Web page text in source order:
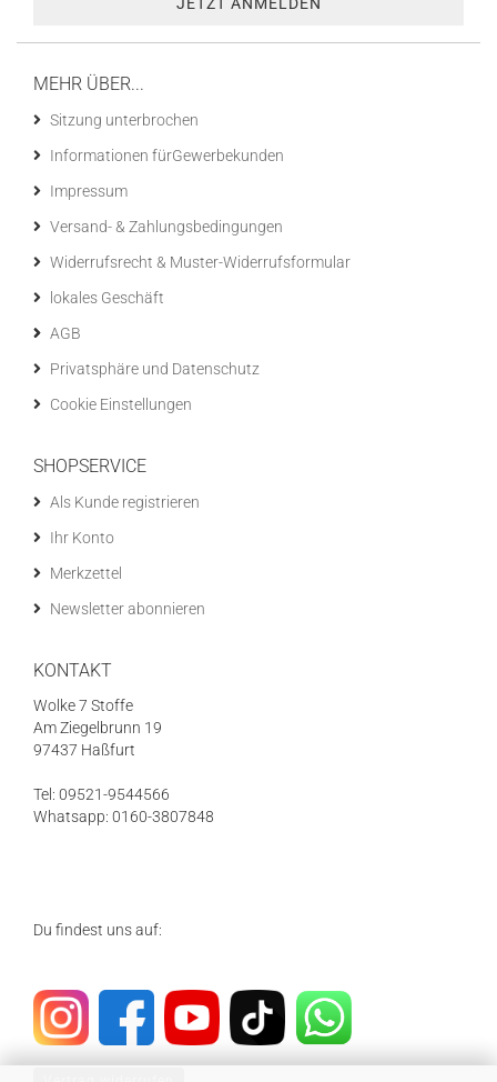
MEHR ÜBER...
Sitzung unterbrochen
Informationen fürGewerbekunden
Impressum
Versand- & Zahlungsbedingungen
Widerrufsrecht & Muster-Widerrufsformular
lokales Geschäft
AGB
Privatsphäre und Datenschutz
Cookie Einstellungen
SHOPSERVICE
Als Kunde registrieren
Ihr Konto
Merkzettel
Newsletter abonnieren
KONTAKT
Wolke 7 Stoffe
Am Ziegelbrunn 19
97437 Haßfurt
Tel: 09521-9544566
Whatsapp: 0160-3807848
Du findest uns auf: